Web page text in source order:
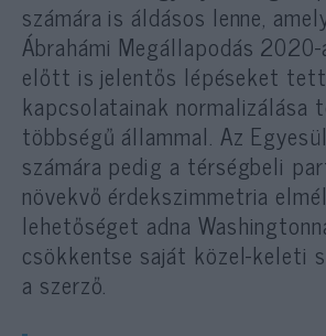
számára is áldásos lenne,
Ábrahámi Megállapodás
előtt is jelentős lépéseket
kapcsolatainak normalizálása
többségű állammal. Az
számára pedig a térségbeli
növekvő érdekszimmetria
lehetőséget adna
csökkentse saját közel-keleti
a szerző.